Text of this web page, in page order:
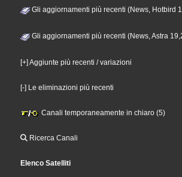
Gli aggiornamenti più recenti (News, Hotbird
Gli aggiornamenti più recenti (News, Astra
[+] Aggiunte più recenti / variazioni
[-] Le eliminazioni più recenti
Canali temporaneamente in chiaro (5)
Ricerca Canali
Elenco Satelliti